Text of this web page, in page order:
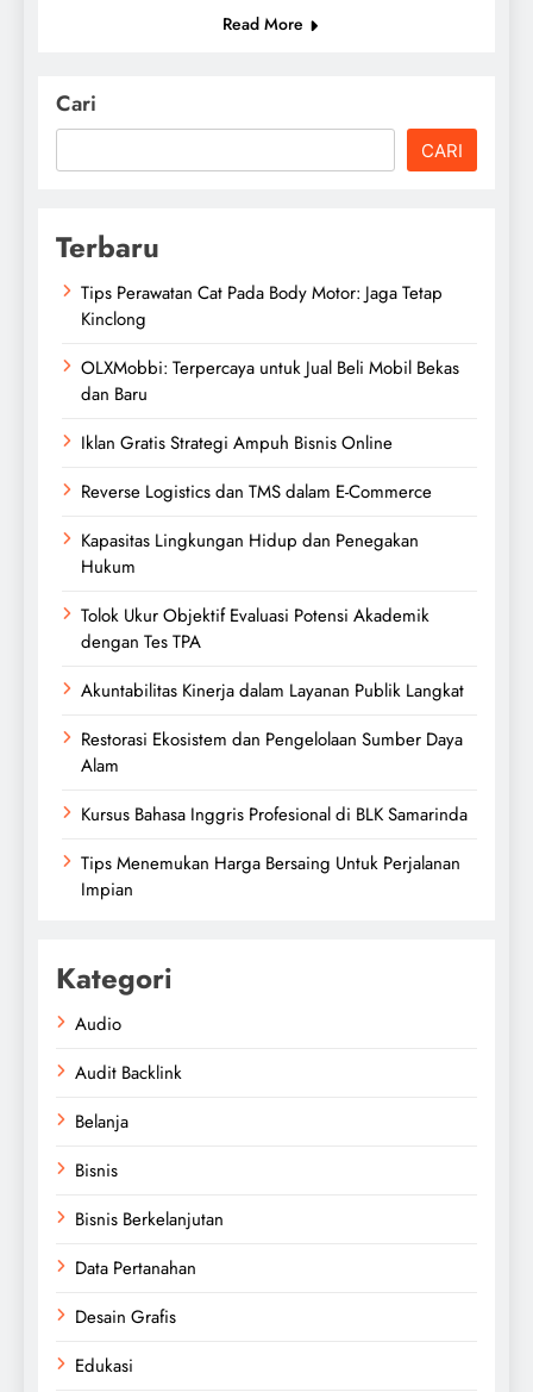
Read More
Cari
CARI
Terbaru
Tips Perawatan Cat Pada Body Motor: Jaga Tetap
Kinclong
OLXMobbi: Terpercaya untuk Jual Beli Mobil Bekas
dan Baru
Iklan Gratis Strategi Ampuh Bisnis Online
Reverse Logistics dan TMS dalam E-Commerce
Kapasitas Lingkungan Hidup dan Penegakan
Hukum
Tolok Ukur Objektif Evaluasi Potensi Akademik
dengan Tes TPA
Akuntabilitas Kinerja dalam Layanan Publik Langkat
Restorasi Ekosistem dan Pengelolaan Sumber Daya
Alam
Kursus Bahasa Inggris Profesional di BLK Samarinda
Tips Menemukan Harga Bersaing Untuk Perjalanan
Impian
Kategori
Audio
Audit Backlink
Belanja
Bisnis
Bisnis Berkelanjutan
Data Pertanahan
Desain Grafis
Edukasi